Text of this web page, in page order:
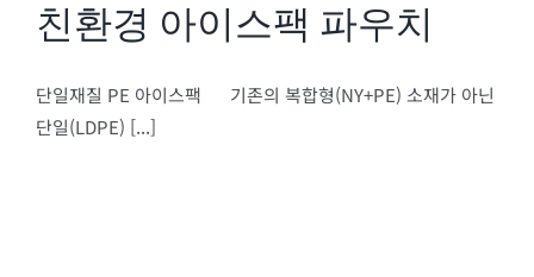
친환경 아이스팩 파우치
단일재질 PE 아이스팩 기존의 복합형(NY+PE) 소재가 아닌
단일(LDPE) [...]